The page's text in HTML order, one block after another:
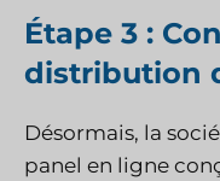
Étape 3 :
distribution
Désormais, la
panel en ligne